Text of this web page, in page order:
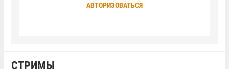
АВТОРИЗОВАТЬСЯ
СТРИМЫ